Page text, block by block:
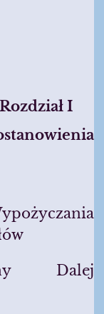
RozdziaŁ I
Dalej